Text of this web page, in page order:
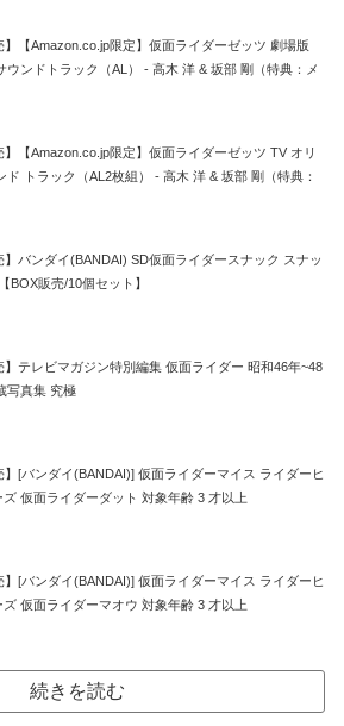
】【Amazon.co.jp限定】仮面ライダーゼッツ 劇場版
ウンドトラック（AL） - 高木 洋 & 坂部 剛（特典：メ
】【Amazon.co.jp限定】仮面ライダーゼッツ TV オリ
ド トラック（AL2枚組） - 高木 洋 & 坂部 剛（特典：
】バンダイ(BANDAI) SD仮面ライダースナック スナッ
BOX販売/10個セット】
】テレビマガジン特別編集 仮面ライダー 昭和46年~48
写真集 究極
】[バンダイ(BANDAI)] 仮面ライダーマイス ライダーヒ
ズ 仮面ライダーダット 対象年齢 3 才以上
】[バンダイ(BANDAI)] 仮面ライダーマイス ライダーヒ
ズ 仮面ライダーマオウ 対象年齢 3 才以上
続きを読む